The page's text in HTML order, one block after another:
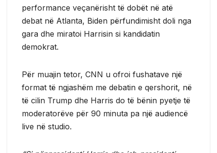
performance veçanërisht të dobët në atë
debat në Atlanta, Biden përfundimisht doli nga
gara dhe miratoi Harrisin si kandidatin
demokrat.
Për muajin tetor, CNN u ofroi fushatave një
format të ngjashëm me debatin e qershorit, në
të cilin Trump dhe Harris do të bënin pyetje të
moderatorëve për 90 minuta pa një audiencë
live në studio.